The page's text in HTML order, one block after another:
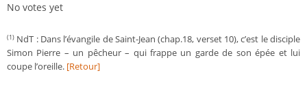
No votes yet
(1) NdT : Dans l’évangile de Saint-Jean (chap.18, verset 10), c’est le disciple
Simon Pierre – un pêcheur – qui frappe un garde de son épée et lui
coupe l’oreille. [Retour]